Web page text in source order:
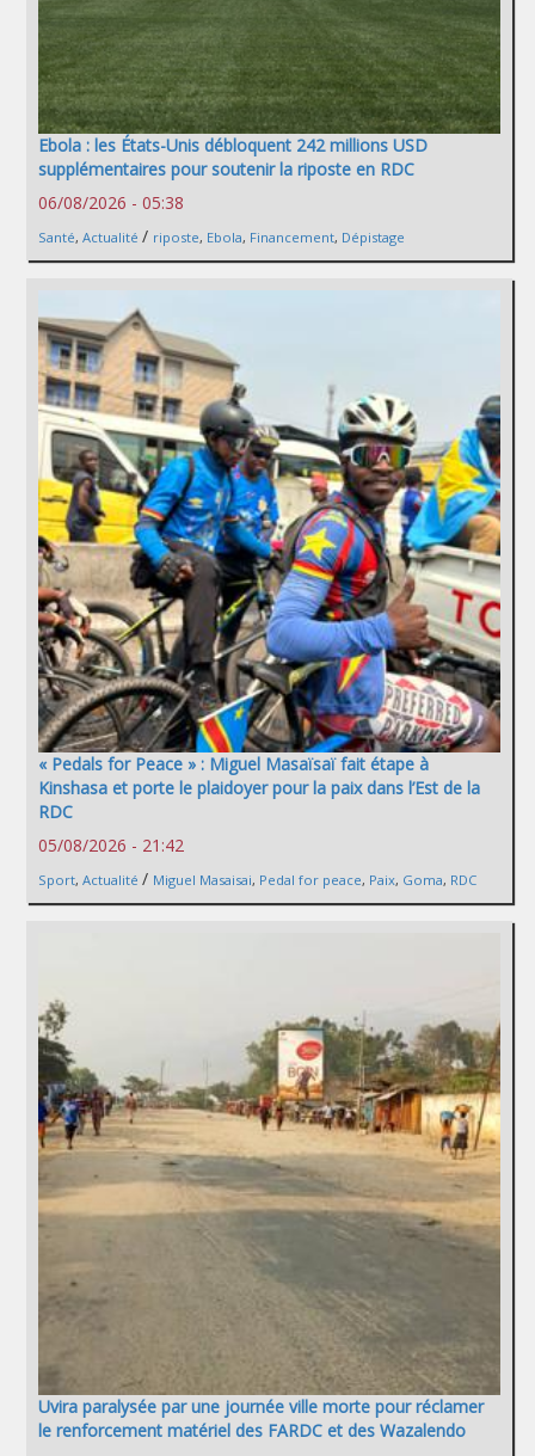
Ebola : les États-Unis débloquent 242 millions USD
supplémentaires pour soutenir la riposte en RDC
06/08/2026 - 05:38
Santé, Actualité / riposte, Ebola, Financement, Dépistage
« Pedals for Peace » : Miguel Masaïsaï fait étape à
Kinshasa et porte le plaidoyer pour la paix dans l’Est de la
RDC
05/08/2026 - 21:42
Sport, Actualité / Miguel Masaisai, Pedal for peace, Paix, Goma, RDC
Uvira paralysée par une journée ville morte pour réclamer
le renforcement matériel des FARDC et des Wazalendo